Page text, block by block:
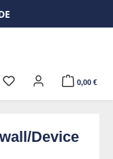
0,00 €
Device